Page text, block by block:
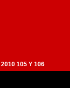
105 Y 106